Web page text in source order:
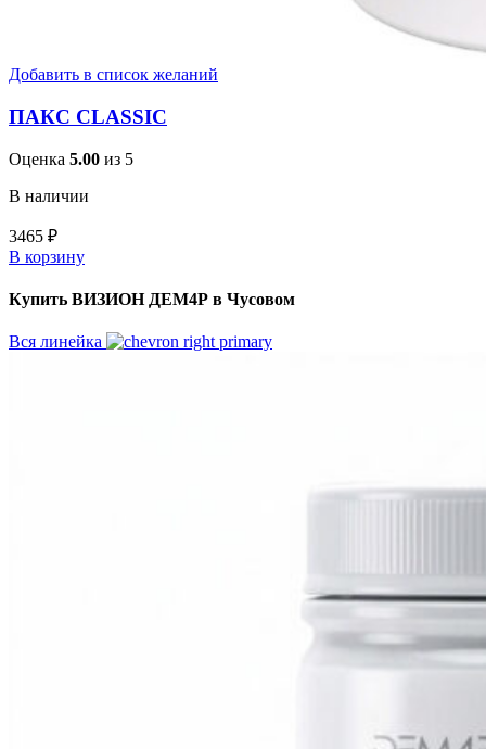
Добавить в список желаний
ПАКС CLASSIC
Оценка 5.00 из 5
В наличии
3465 ₽
В корзину
Купить ВИЗИОН ДЕМ4Р в Чусовом
Вся линейка